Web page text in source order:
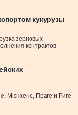
кукурузы
зерновых
контрактов
Мюнхене, Праге и Риге